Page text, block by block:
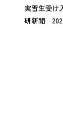
実習生受け
研新聞